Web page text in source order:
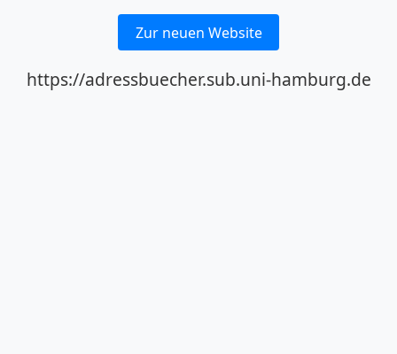
Zur neuen Website
https://adressbuecher.sub.uni-hamburg.de